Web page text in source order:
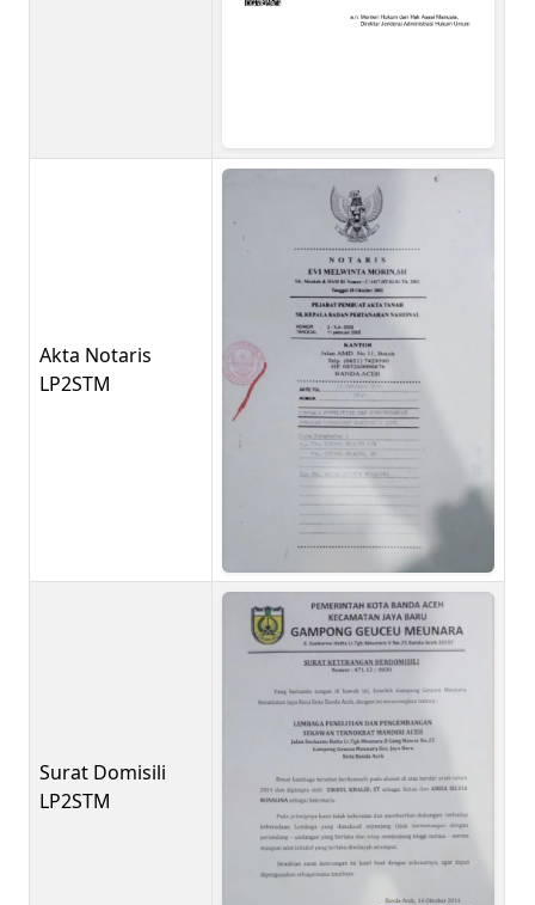
Akta Notaris
LP2STM
Surat Domisili
LP2STM